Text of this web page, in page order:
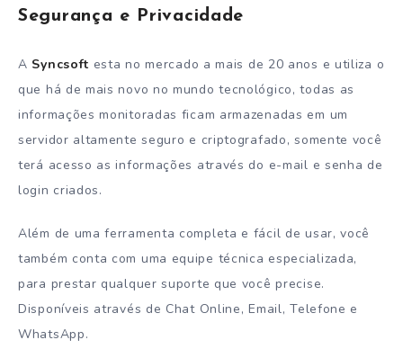
Segurança e Privacidade
A Syncsoft esta no mercado a mais de 20 anos e utiliza o
que há de mais novo no mundo tecnológico, todas as
informações monitoradas ficam armazenadas em um
servidor altamente seguro e criptografado, somente você
terá acesso as informações através do e-mail e senha de
login criados.
Além de uma ferramenta completa e fácil de usar, você
também conta com uma equipe técnica especializada,
para prestar qualquer suporte que você precise.
Disponíveis através de Chat Online, Email, Telefone e
WhatsApp.